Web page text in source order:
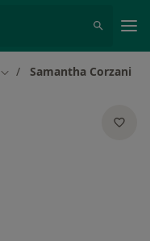
Cambia città
Samantha Corzani